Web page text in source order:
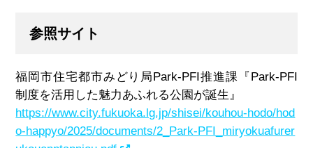
参照サイト
福岡市住宅都市みどり局Park-PFI推進課『Park-PFI
制度を活⽤した魅⼒あふれる公園が誕⽣』
https://www.city.fukuoka.lg.jp/shisei/kouhou-hodo/hod
o-happyo/2025/documents/2_Park-PFI_miryokuafurer